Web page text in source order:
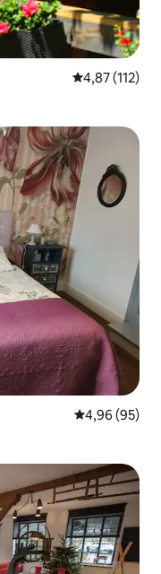
4,87 de uma
4,87 (112)
4,96 de uma
4,96 (95)